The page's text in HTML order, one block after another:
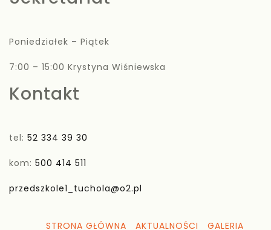
Poniedziałek – Piątek
7:00 – 15:00 Krystyna Wiśniewska
Kontakt
tel: 52 334 39 30
kom: 500 414 511
przedszkole1_tuchola@o2.pl
STRONA GŁÓWNA AKTUALNOŚCI GALERIA